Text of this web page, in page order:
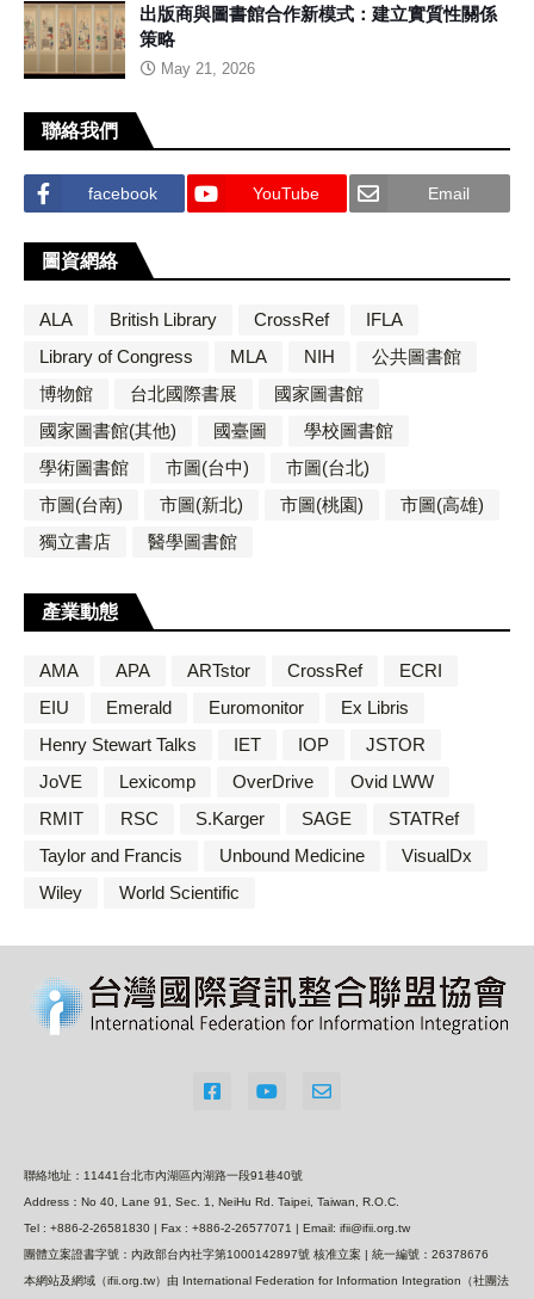
出版商與圖書館合作新模式：建立實質性關係
策略
May 21, 2026
聯絡我們
facebook YouTube Email
圖資網絡
ALA British Library CrossRef
IFLA
Library of Congress
MLA NIH
公共圖書館
博物館
台北國際書展
國家圖書館
國家圖書館(其他)
國臺圖
學校圖書館
學術圖書館
市圖(台中)
市圖(台北)
市圖(台南)
市圖(新北) 市圖(桃園)
市圖(高雄)
獨立書店
醫學圖書館
產業動態
AMA APA ARTstor CrossRef
ECRI
EIU
Emerald Euromonitor
Ex Libris
Henry Stewart Talks
IET IOP
JSTOR
JoVE
Lexicomp OverDrive
Ovid LWW
RMIT
RSC S.Karger SAGE
STATRef
Taylor and Francis
Unbound Medicine
VisualDx
Wiley
World Scientific
聯絡地址：11441台北市內湖區內湖路一段91巷40號
Address：No 40, Lane 91, Sec. 1, NeiHu Rd. Taipei, Taiwan, R.O.C.
Tel : +886-2-26581830 | Fax : +886-2-26577071 | Email: ifii@ifii.org.tw
團體立案證書字號：內政部台內社字第1000142897號 核准立案 | 統一編號：26378676
本網站及網域（ifii.org.tw）由 International Federation for Information Integration（社團法